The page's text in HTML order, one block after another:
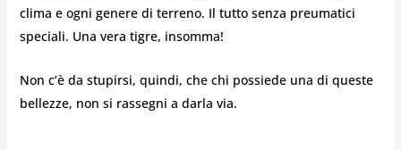
clima e ogni genere di terreno. Il tutto senza preumatici
speciali. Una vera tigre, insomma!
Non c’è da stupirsi, quindi, che chi possiede una di queste
bellezze, non si rassegni a darla via.